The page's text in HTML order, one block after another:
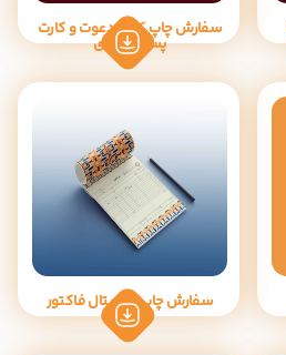
سفارش چاپ کارت دعوت و کارت
پستال فوری
سفارش چاپ دیجیتال فاکتور